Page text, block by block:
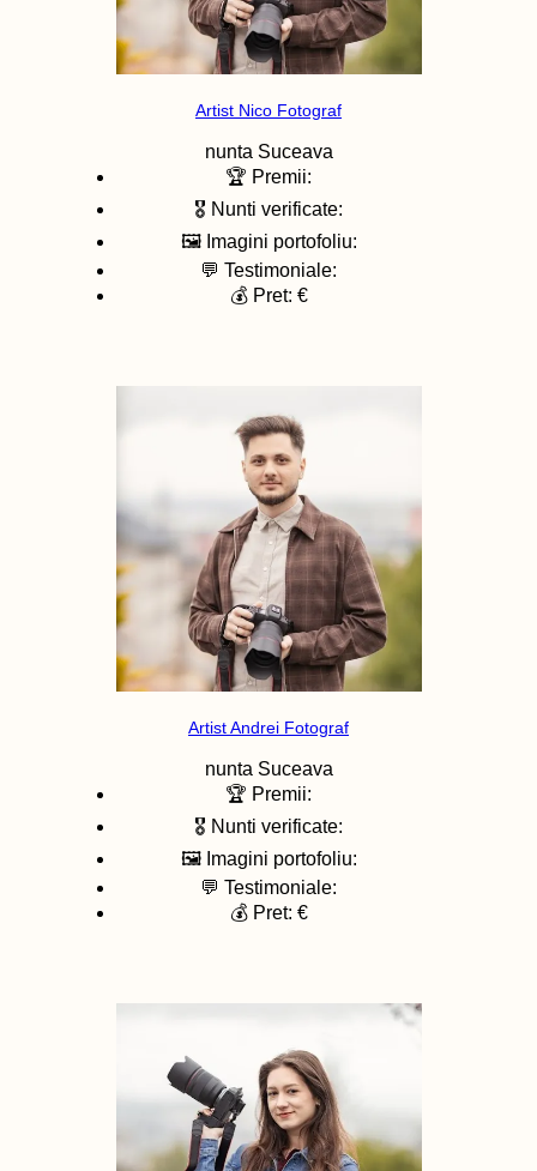
Artist Nico Fotograf
nunta Suceava
🏆 Premii:
🎖️ Nunti verificate:
🖼️ Imagini portofoliu:
💬 Testimoniale:
💰 Pret: €
Artist Andrei Fotograf
nunta Suceava
🏆 Premii:
🎖️ Nunti verificate:
🖼️ Imagini portofoliu:
💬 Testimoniale:
💰 Pret: €